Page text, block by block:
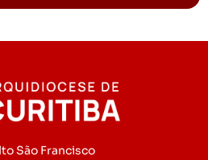
São Francisco